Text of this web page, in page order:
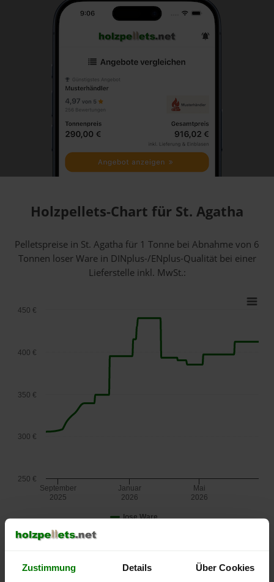
Zustimmung Details Über Cookies
Holzpellets-Chart für St. Agatha
Pelletspreise in St. Agatha für 1 Tonne bei Abnahmevon 6
Tonnen loser Warein DINplus-/ENplus-Qualität bei einer
Lieferstelle inkl. MwSt.:
lose Ware
September
2025
Januar
2026
Mai
2026
300 €
350 €
400 €
450 €
250 €
Die aktuelle Preisentwicklung für Holzpellets in Österreich
nachvollziehen.